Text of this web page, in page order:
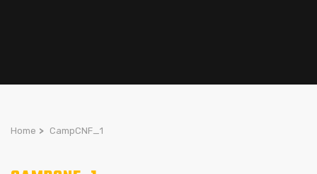
Home > CampCNF_1